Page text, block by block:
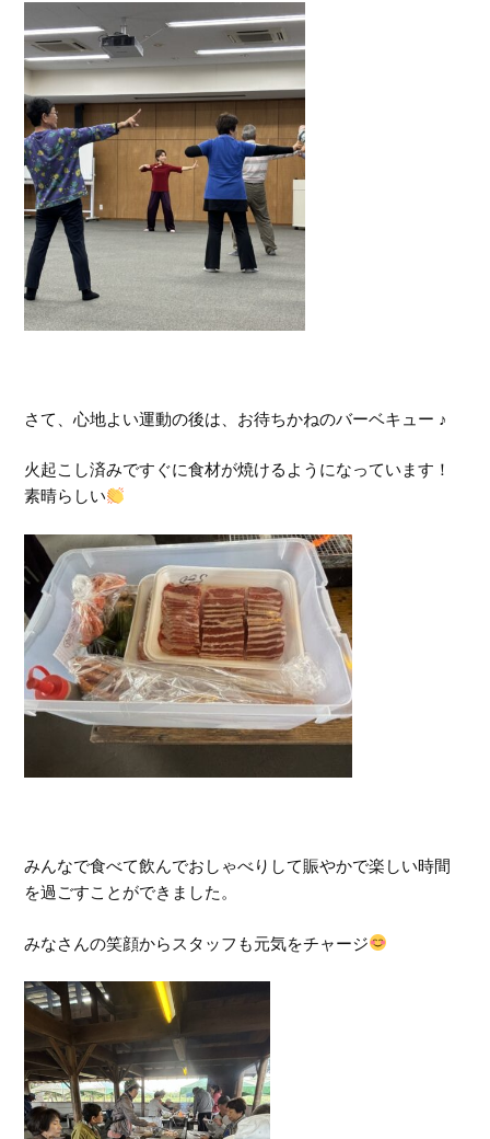
さて、心地よい運動の後は、お待ちかねのバーベキュー ♪
火起こし済みですぐに食材が焼けるようになっています！
素晴らしい
みんなで食べて飲んでおしゃべりして賑やかで楽しい時間
を過ごすことができました。
みなさんの笑顔からスタッフも元気をチャージ